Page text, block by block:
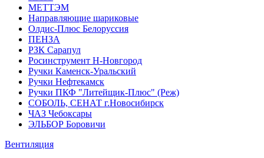
МЕТТЭМ
Направляющие шариковые
Олдис-Плюс Белоруссия
ПЕНЗА
РЗК Сарапул
Росинструмент Н-Новгород
Ручки Каменск-Уральский
Ручки Нефтекамск
Ручки ПКФ "Литейщик-Плюс" (Реж)
СОБОЛЬ, СЕНАТ г.Новосибирск
ЧАЗ Чебоксары
ЭЛЬБОР Боровичи
Вентиляция